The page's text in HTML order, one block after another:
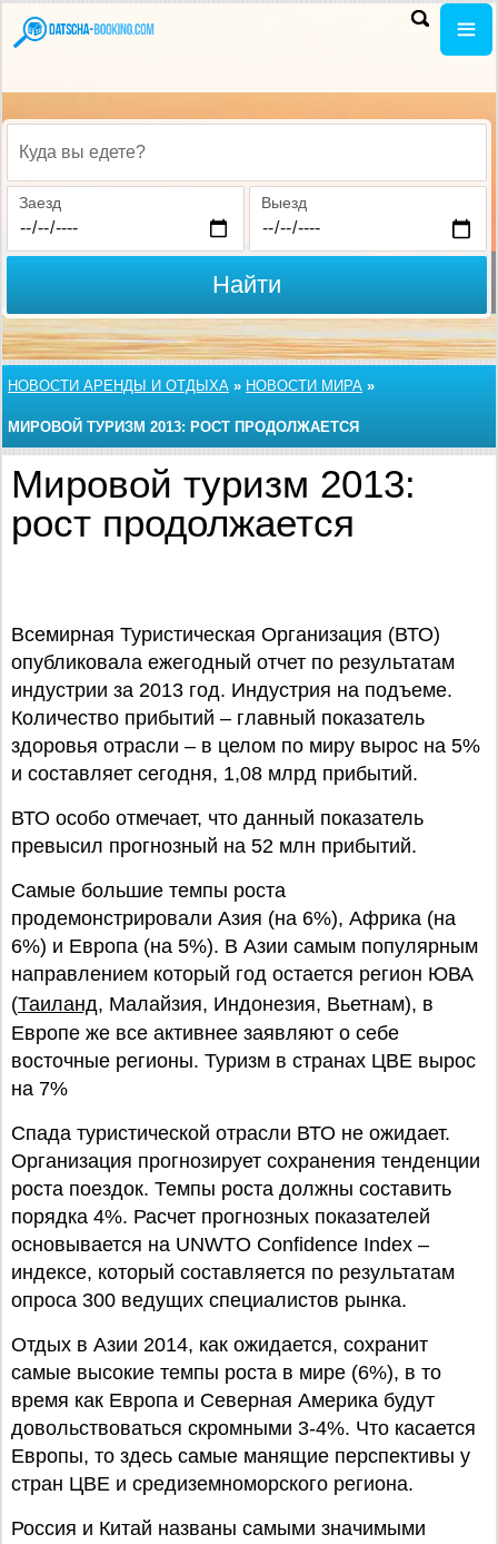
Куда вы едете?
Заезд Выезд
Найти
НОВОСТИ АРЕНДЫ И ОТДЫХА » НОВОСТИ МИРА »
МИРОВОЙ ТУРИЗМ 2013: РОСТ ПРОДОЛЖАЕТСЯ
Мировой туризм 2013:
рост продолжается
Всемирная Туристическая Организация (ВТО)
опубликовала ежегодный отчет по результатам
индустрии за 2013 год. Индустрия на подъеме.
Количество прибытий – главный показатель
здоровья отрасли – в целом по миру вырос на 5%
и составляет сегодня, 1,08 млрд прибытий.
ВТО особо отмечает, что данный показатель
превысил прогнозный на 52 млн прибытий.
Самые большие темпы роста
продемонстрировали Азия (на 6%), Африка (на
6%) и Европа (на 5%). В Азии самым популярным
направлением который год остается регион ЮВА
(Таиланд, Малайзия, Индонезия, Вьетнам), в
Европе же все активнее заявляют о себе
восточные регионы. Туризм в странах ЦВЕ вырос
на 7%
Спада туристической отрасли ВТО не ожидает.
Организация прогнозирует сохранения тенденции
роста поездок. Темпы роста должны составить
порядка 4%. Расчет прогнозных показателей
основывается на UNWTO Confidence Index –
индексе, который составляется по результатам
опроса 300 ведущих специалистов рынка.
Отдых в Азии 2014, как ожидается, сохранит
самые высокие темпы роста в мире (6%), в то
время как Европа и Северная Америка будут
довольствоваться скромными 3-4%. Что касается
Европы, то здесь самые манящие перспективы у
стран ЦВЕ и средиземноморского региона.
Россия и Китай названы самыми значимыми